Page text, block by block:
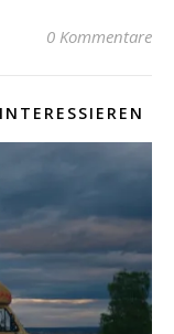
0 Kommentare